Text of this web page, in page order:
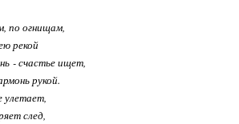
по огнищам,
рекой
- счастье ищет,
рукой.
улетает,
след,